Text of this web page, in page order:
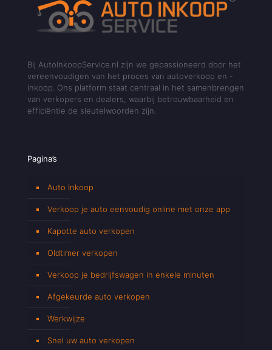
Bij AutoInkoopService.nl zijn we gepassioneerd door het
vereenvoudigen van het proces van autoverkoop en -
inkoop. Ons platform staat centraal in het samenbrengen
van verkopers en dealers, waarbij betrouwbaarheid en
efficiëntie de sleutelwoorden zijn.
Pagina’s
Auto Inkoop
Verkoop je auto eenvoudig online met onze app
Kapotte auto verkopen
Oldtimer verkopen
Verkoop je bedrijfswagen in enkele minuten
Afgekeurde auto verkopen
Werkwijze
Snel uw auto verkopen